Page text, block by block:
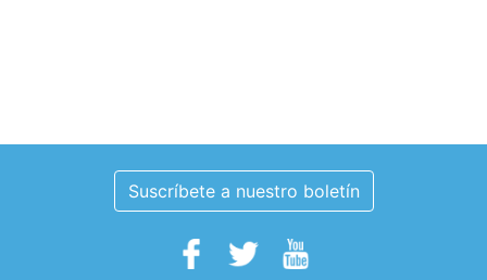
Suscríbete a nuestro boletín